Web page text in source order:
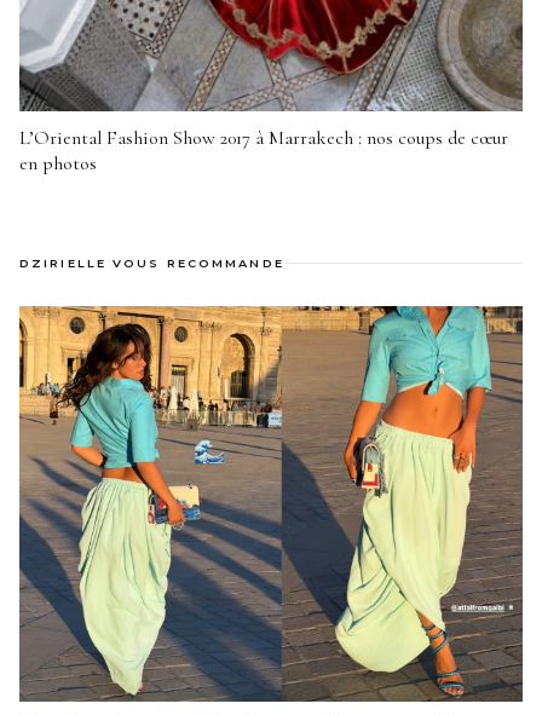
L’Oriental Fashion Show 2017 à Marrakech : nos coups de cœur
en photos
DZIRIELLE VOUS RECOMMANDE